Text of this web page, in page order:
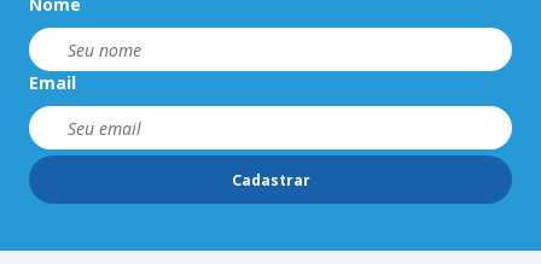
Nome
Email
Cadastrar